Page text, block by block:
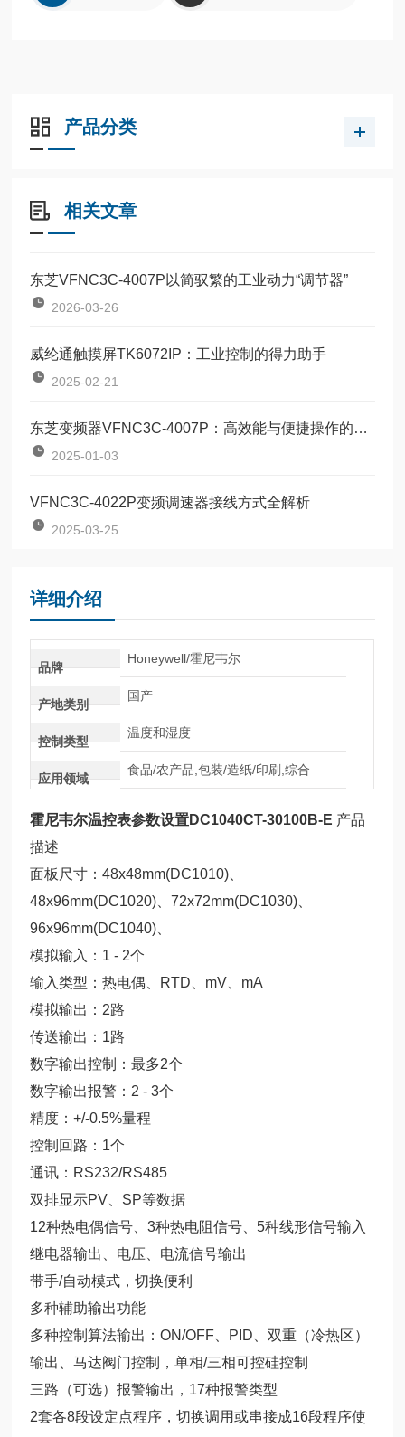
产品分类
相关文章
东芝VFNC3C-4007P以简驭繁的工业动力“调节器”
2026-03-26
威纶通触摸屏TK6072IP：工业控制的得力助手
2025-02-21
东芝变频器VFNC3C-4007P：高效能与便捷操作的结合
2025-01-03
VFNC3C-4022P变频调速器接线方式全解析
2025-03-25
详细介绍
品牌
Honeywell/霍尼韦尔
产地类别
国产
控制类型
温度和湿度
应用领域
食品/农产品,包装/造纸/印刷,综合
霍尼韦尔温控表参数设置DC1040CT-30100B-E 产品
描述
面板尺寸：48x48mm(DC1010)、
48x96mm(DC1020)、72x72mm(DC1030)、
96x96mm(DC1040)、
模拟输入：1 - 2个
输入类型：热电偶、RTD、mV、mA
模拟输出：2路
传送输出：1路
数字输出控制：最多2个
数字输出报警：2 - 3个
精度：+/-0.5%量程
控制回路：1个
通讯：RS232/RS485
双排显示PV、SP等数据
12种热电偶信号、3种热电阻信号、5种线形信号输入
继电器输出、电压、电流信号输出
带手/自动模式，切换便利
多种辅助输出功能
多种控制算法输出：ON/OFF、PID、双重（冷热区）
输出、马达阀门控制，单相/三相可控硅控制
三路（可选）报警输出，17种报警类型
2套各8段设定点程序，切换调用或串接成16段程序使